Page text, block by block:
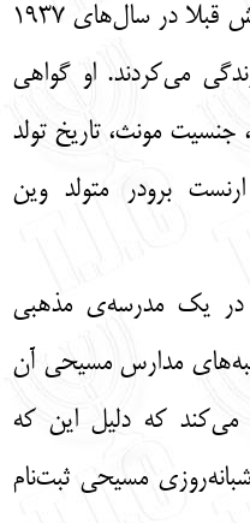
می‌فهمد که دورا برودر و والدینش قبلا در سال‌های 1937
زندگی می‌کردند. او گواهی
جنسیت مونث، تاریخ تولد
پدر: ارنست برودر متولد وین
در یک مدرسه‌ی مذهبی
مدارس مسیحی آن
می‌کند که دلیل این که
مسیحی ثبت‌نام